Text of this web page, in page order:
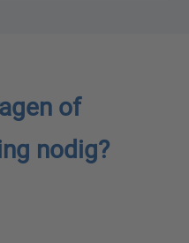
of
nodig?